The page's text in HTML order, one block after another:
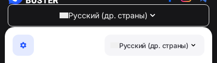
Русский (др. страны)
Русский (др. страны)
NumBuster © 2013—2026 ·
Максимально удобное приложение для защиты от
телефонных мошенников, спама и нежелательных